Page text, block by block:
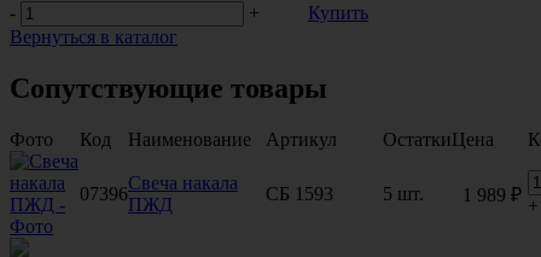
-
+
Купить
Вернуться в каталог
Сопутствующие товары
Фото Код Наименование Артикул ОстаткиЦена
07396
Свеча накала
ПЖД
СБ 1593 5 шт. 1 989 ₽
+